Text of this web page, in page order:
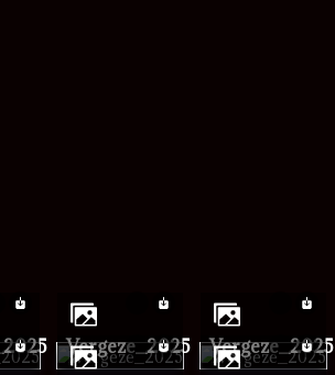
vergeze_2025
vergeze_2025